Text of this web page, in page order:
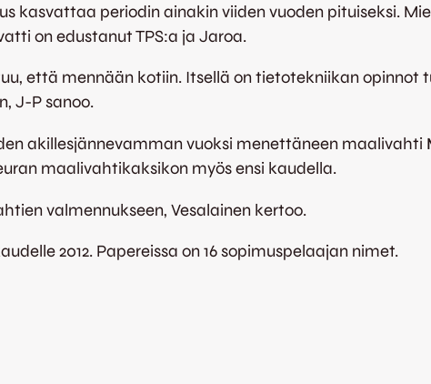
kasvattaa periodin ainakin viiden vuoden pituiseksi.
on edustanut TPS:a ja Jaroa.
että mennään kotiin. Itsellä on tietotekniikan opinnot
J-P sanoo.
akillesjännevamman vuoksi menettäneen maalivahti
maalivahtikaksikon myös ensi kaudella.
valmennukseen, Vesalainen kertoo.
2012. Papereissa on 16 sopimuspelaajan nimet.